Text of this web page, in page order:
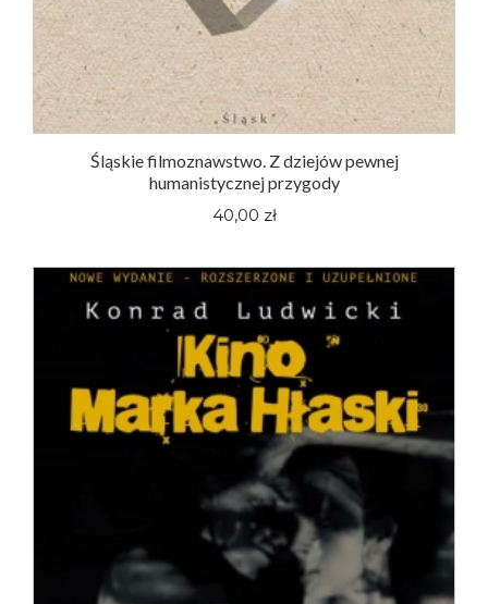
Śląskie filmoznawstwo. Z dziejów pewnej
humanistycznej przygody
40,00 zł